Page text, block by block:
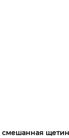
смешанная